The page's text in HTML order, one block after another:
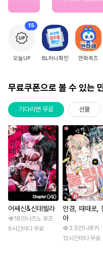
15
오늘UP BL머니확인 만화퀴즈
무료쿠폰으로 볼 수 있는
기다리면 무료 선물
어쌔신&신데렐라
18만나츠노 유조
6시간마다 무료
안경, 때때로,
아
3.5만나루키
12시간마다 무료